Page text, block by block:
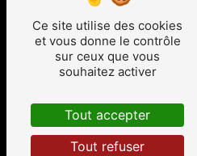
téléphonique, disponible à
Bloctel.gouv.fr. Consultez le
d’informations sur vos droits.
RECHERCHES
Ce site utilise des cookies
et vous donne le contrôle
sur ceux que vous
souhaitez activer
Tout accepter
Tout refuser